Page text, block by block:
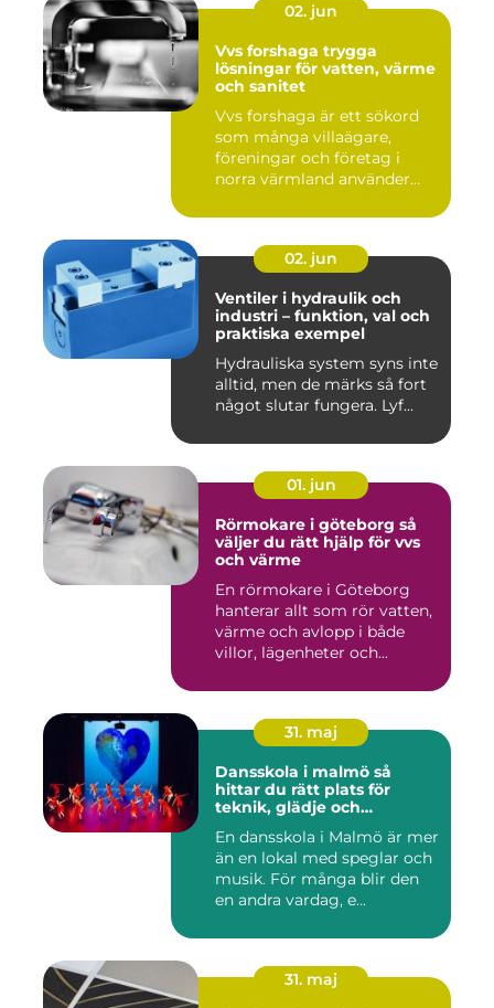
02. jun
Vvs forshaga trygga
lösningar för vatten, värme
och sanitet
Vvs forshaga är ett sökord
som många villaägare,
föreningar och företag i
norra värmland använder
02. jun
Ventiler i hydraulik och
industri – funktion, val och
praktiska exempel
Hydrauliska system syns inte
alltid, men de märks så fort
något slutar fungera. Lyf...
01. jun
Rörmokare i göteborg så
väljer du rätt hjälp för vvs
och värme
En rörmokare i Göteborg
hanterar allt som rör vatten,
värme och avlopp i både
villor, lägenheter och...
31. maj
Dansskola i malmö så
hittar du rätt plats för
teknik, glädje och
En dansskola i Malmö är mer
än en lokal med speglar och
musik. För många blir den
en andra vardag, e...
31. maj